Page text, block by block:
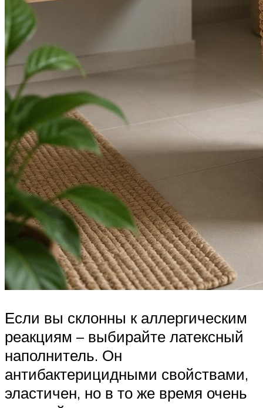
Если вы склонны к аллергическим
реакциям – выбирайте латексный
наполнитель. Он
антибактерицидными свойствами,
эластичен, но в то же время очень